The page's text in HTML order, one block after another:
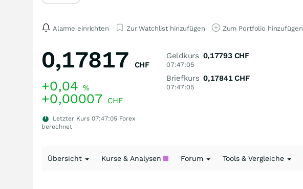
Alarme einrichten Zur Watchlist hinzufügen Zum Portfolio hinzufügen
0,17817 CHF
+0,04 %
+0,00007 CHF
Letzter Kurs 07:47:05 Forex
berechnet
Geldkurs
07:47:05
0,17793 CHF
Briefkurs
07:47:05
0,17841 CHF
Übersicht Kurse & Analysen Forum Tools & Vergleiche